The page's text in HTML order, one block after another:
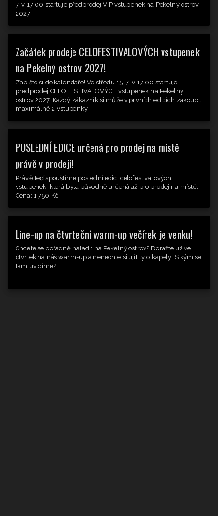
7. v 17:00 startuje předprodej VIP vstupenek na Pekelný ostrov
2027.
Začátek prodeje CELOFESTIVALOVÝCH vstupenek
na Pekelný ostrov 2027!
Zapište si do kalendáře! Ve středu 15. 7. v 17:00 startuje
předprodej CELOFESTIVALOVÝCH vstupenek na Pekelný
ostrov 2027. Každý zákazník si může v prvních edicích zakoupit
maximálně 2 vstupenky.
POSLEDNÍ EDICE určená pro prodej na místě
právě v prodeji!
Právě teď spouštíme poslední edici celofestivalových
vstupenek, která byla původně určená až pro prodej na místě.
Cena: 1 750 Kč
Line-up na čtvrteční warm-up večírek je venku!
Chcete se pořádně naladit na Pekelný ostrov? Doražte už ve
čtvrtek na náš warm-up a nenechte si ujít tyto kapely! S kým se
tam uvidíme?